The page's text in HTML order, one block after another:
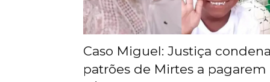
Caso Miguel: Justiça
patrões de Mirtes a pagarem